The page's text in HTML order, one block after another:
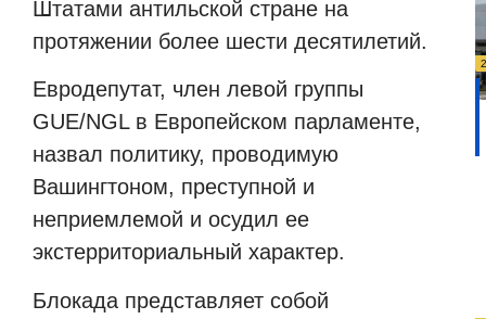
Штатами антильской стране на
протяжении более шести десятилетий.
Евродепутат, член левой группы
GUE/NGL в Европейском парламенте,
назвал политику, проводимую
Вашингтоном, преступной и
неприемлемой и осудил ее
экстерриториальный характер.
Блокада представляет собой